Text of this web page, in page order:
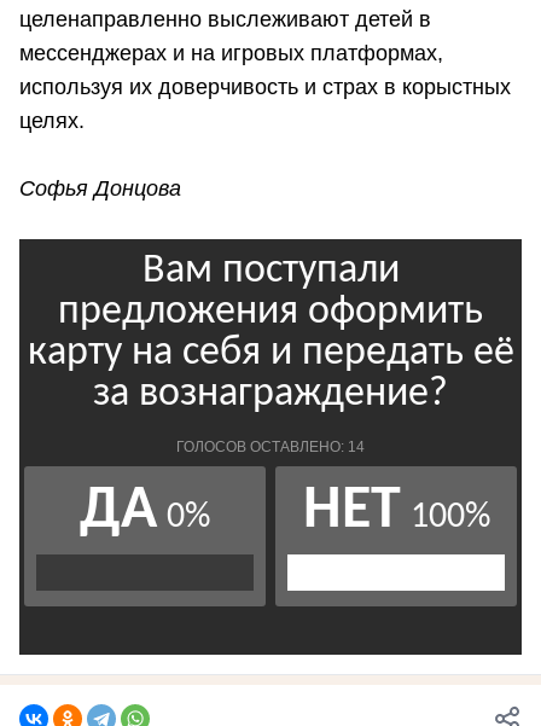
целенаправленно выслеживают детей в
мессенджерах и на игровых платформах,
используя их доверчивость и страх в корыстных
целях.
Софья Донцова